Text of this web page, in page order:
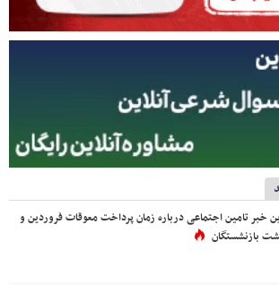
خبر تامین اجتماعی درباره زمان پرداخت معوقات فروردین و
بازنشستگان